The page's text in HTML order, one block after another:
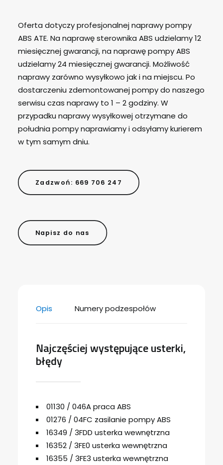
Oferta dotyczy profesjonalnej naprawy pompy
ABS ATE. Na naprawę sterownika ABS udzielamy 12
miesięcznej gwarancji, na naprawę pompy ABS
udzielamy 24 miesięcznej gwarancji. Możliwość
naprawy zarówno wysyłkowo jak i na miejscu. Po
dostarczeniu zdemontowanej pompy do naszego
serwisu czas naprawy to 1 – 2 godziny. W
przypadku naprawy wysyłkowej otrzymane do
południa pompy naprawiamy i odsyłamy kurierem
w tym samym dniu.
Zadzwoń: 669 706 247
Napisz do nas
Opis Numery podzespołów
Najczęściej występujące usterki,
błędy
01130 / 046A praca ABS
01276 / 04FC zasilanie pompy ABS
16349 / 3FDD usterka wewnętrzna
16352 / 3FE0 usterka wewnętrzna
16355 / 3FE3 usterka wewnętrzna